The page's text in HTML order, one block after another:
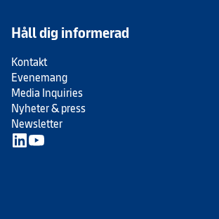
Håll dig informerad
Kontakt
Evenemang
Media Inquiries
Nyheter & press
Newsletter